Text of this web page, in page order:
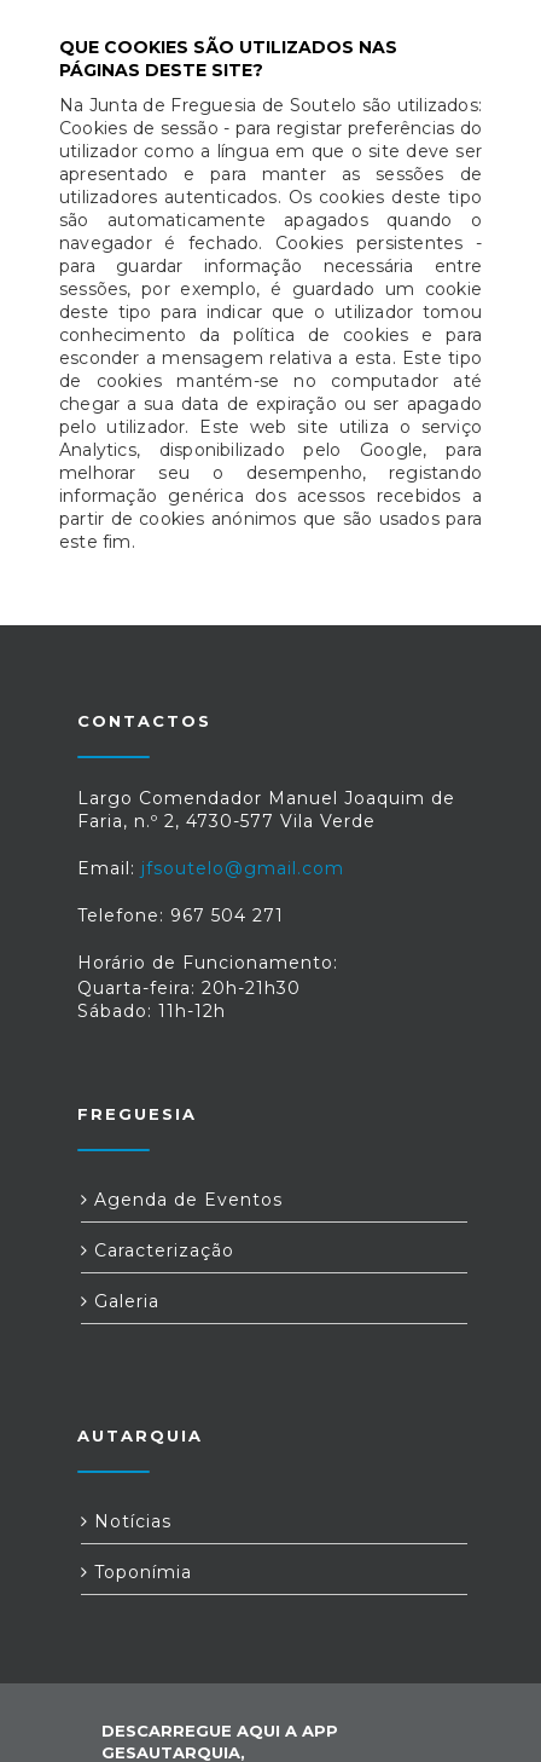
QUE COOKIES SÃO UTILIZADOS NAS
PÁGINAS DESTE SITE?
Na Junta de Freguesia de Soutelo são utilizados:
Cookies de sessão - para registar preferências do
utilizador como a língua em que o site deve ser
apresentado e para manter as sessões de
utilizadores autenticados. Os cookies deste tipo
são automaticamente apagados quando o
navegador é fechado. Cookies persistentes -
para guardar informação necessária entre
sessões, por exemplo, é guardado um cookie
deste tipo para indicar que o utilizador tomou
conhecimento da política de cookies e para
esconder a mensagem relativa a esta. Este tipo
de cookies mantém-se no computador até
chegar a sua data de expiração ou ser apagado
pelo utilizador. Este web site utiliza o serviço
Analytics, disponibilizado pelo Google, para
melhorar seu o desempenho, registando
informação genérica dos acessos recebidos a
partir de cookies anónimos que são usados para
este fim.
CONTACTOS
Largo Comendador Manuel Joaquim de
Faria, n.º 2, 4730-577 Vila Verde
Email: jfsoutelo@gmail.com
Telefone: 967 504 271
Horário de Funcionamento:
Quarta-feira: 20h-21h30
Sábado: 11h-12h
FREGUESIA
Agenda de Eventos
Caracterização
Galeria
AUTARQUIA
Notícias
Toponímia
DESCARREGUE AQUI A APP
GESAUTARQUIA,